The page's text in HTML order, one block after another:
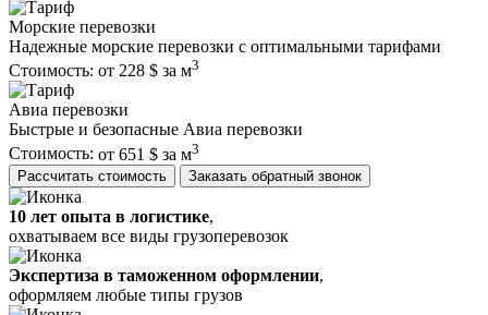
Морские перевозки
Надежные морские перевозки с оптимальными тарифами
Стоимость: от 228 $ за м3
Авиа перевозки
Быстрые и безопасные Авиа перевозки
Стоимость: от 651 $ за м3
Рассчитать стоимость
Заказать обратный звонок
10 лет опыта в логистике,
охватываем все виды грузоперевозок
Экспертиза в таможенном оформлении,
оформляем любые типы грузов